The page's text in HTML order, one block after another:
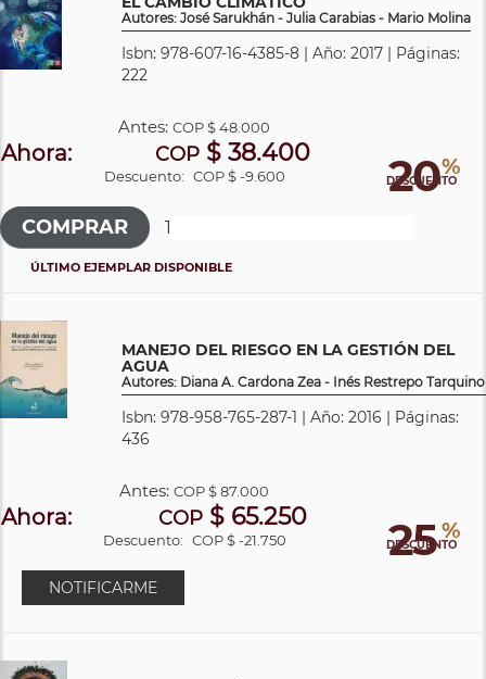
Autores: José Sarukhán - Julia Carabias - Mario Molina
Isbn: 978-607-16-4385-8 | Año: 2017 | Páginas:
222
20%
DESCUENTO
Antes:COP$ 48.000
Ahora: COP$ 38.400
Descuento: COP $ -9.600
ÚLTIMO EJEMPLAR DISPONIBLE
MANEJO DEL RIESGO EN LA GESTIÓN DEL
AGUA
Autores: Diana A. Cardona Zea - Inés Restrepo Tarquino
Isbn: 978-958-765-287-1 | Año: 2016 | Páginas:
436
25 %
DESCUENTO
Antes:COP$ 87.000
Ahora: COP$ 65.250
Descuento: COP $ -21.750
NOTIFICARME